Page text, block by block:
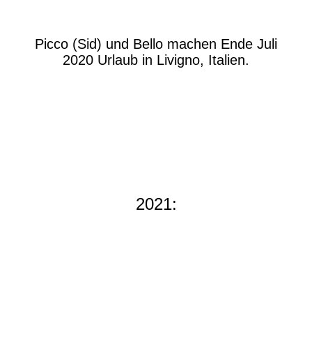
Picco (Sid) und Bello machen Ende Juli
2020 Urlaub in Livigno, Italien.
2021: